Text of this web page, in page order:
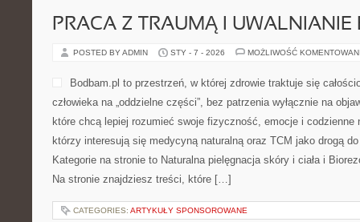
PRACA Z TRAUMĄ I UWALNIANIE
POSTED BY ADMIN STY - 7 - 2026 MOŻLIWOŚĆ
Bodbam.pl to przestrzeń, w której zdrowie traktuje się
człowieka na „oddzielne części”, bez patrzenia wyłącznie na
które chcą lepiej rozumieć swoje fizyczność, emocje i
którzy interesują się medycyną naturalną oraz TCM jako drogą
Kategorie na stronie to Naturalna pielęgnacja skóry i ciała i
Na stronie znajdziesz treści, które […]
CATEGORIES: ARTYKUŁY SPONSOROWANE